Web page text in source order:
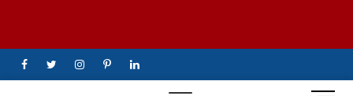
facebooktwitterinstagrampinterestlinkedin